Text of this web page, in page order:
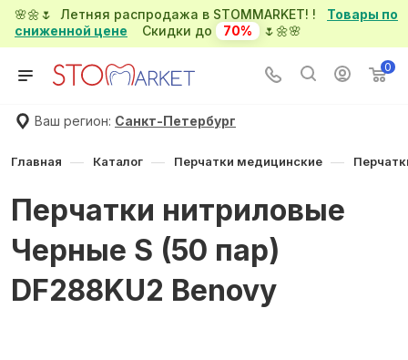
🌸🌼🌷 Летняя распродажа в STOMMARKET! ! Товары по
сниженной цене Скидки до 70% 🌷🌼🌸
0
Ваш регион: Санкт-Петербург
Главная — Каталог — Перчатки медицинские —
Перчатки нитриловые
Черные S (50 пар)
DF288KU2 Benovy